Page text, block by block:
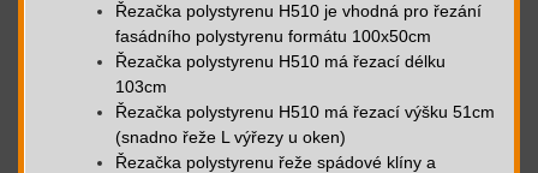
Řezačka polystyrenu H510 je vhodná pro řezání
fasádního polystyrenu formátu 100x50cm
Řezačka polystyrenu H510 má řezací délku
103cm
Řezačka polystyrenu H510 má řezací výšku 51cm
(snadno řeže L výřezy u oken)
Řezačka polystyrenu řeže spádové klíny a